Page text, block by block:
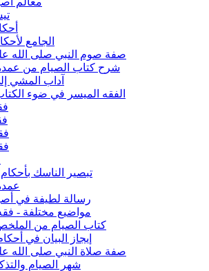
الجامع
صفة صوم النبي صلى الله
شرح كتاب الصيام من عمدة
آداب المشي
الفقه الميسر في ضوء
تبصير الناسك
رسالة لطيفة في
مواضيع مختلفة -
كتاب الصيام من
إيجاز البيان في
صفة صلاة النبي صلى الله
شهر الصيام